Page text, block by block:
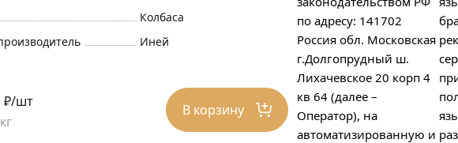
Колбаса
Иней
₽/шт
В корзину
по адресу: 141702
Россия обл. Московская
г.Долгопрудный ш.
Лихачевское 20 корп 4
кв 64 (далее –
Оператор), на
автоматизированную и